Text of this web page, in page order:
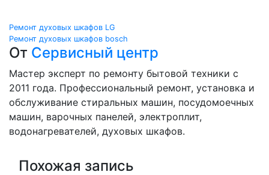
Навигация
по
записям
Ремонт духовых шкафов LG
Ремонт духовых шкафов bosch
От Сервисный центр
Мастер эксперт по ремонту бытовой техники с
2011 года. Профессиональный ремонт, установка и
обслуживание стиральных машин, посудомоечных
машин, варочных панелей, электроплит,
водонагревателей, духовых шкафов.
Похожая запись